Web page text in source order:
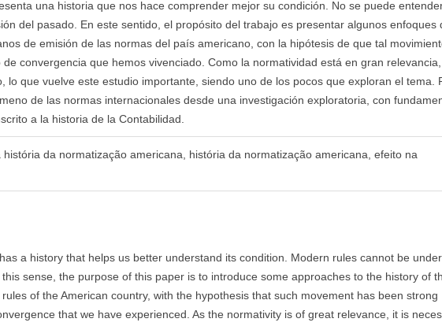
una historia que nos hace comprender mejor su condición. No se puede
del pasado. En este sentido, el propósito del trabajo es presentar algunos enfoques
de emisión de las normas del país americano, con la hipótesis de que tal
convergencia que hemos vivenciado. Como la normatividad está en gran relevancia,
lo que vuelve este estudio importante, siendo uno de los pocos que exploran el tema.
de las normas internacionales desde una investigación exploratoria, con
a la historia de la Contabilidad.
história da normatização americana, história da normatização americana, efeito na
a history that helps us better understand its condition. Modern rules cannot be
sense, the purpose of this paper is to introduce some approaches to the history of
of the American country, with the hypothesis that such movement has been strong
that we have experienced. As the normativity is of great relevance, it is